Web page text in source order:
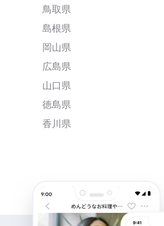
鳥取県
島根県
岡山県
広島県
山口県
徳島県
香川県